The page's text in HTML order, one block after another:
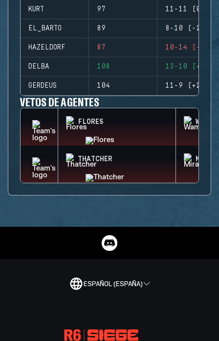
KURT 97 11-11 (0)
EL_BARTO 89 8-10 (-2)
HAZELDORF 87 10-14 (-4)
DELBA 108 13-10 (+3)
GERDEUS 104 11-9 (+2)
VETOS DE AGENTES
FLORES WAMAI
THATCHER MIRA
ESPAÑOL (ESPAÑA)